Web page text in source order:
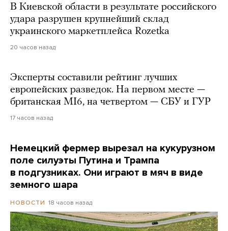
В Киевской области в результате российского
удара разрушен крупнейший склад
украинского маркетплейса Rozetka
20 часов назад
Эксперты составили рейтинг лучших
европейских разведок. На первом месте —
британская MI6, на четвертом — СБУ и ГУР
17 часов назад
Немецкий фермер вырезал на кукурузном
поле силуэты Путина и Трампа
в подгузниках. Они играют в мяч в виде
земного шара
НОВОСТИ 18 часов назад